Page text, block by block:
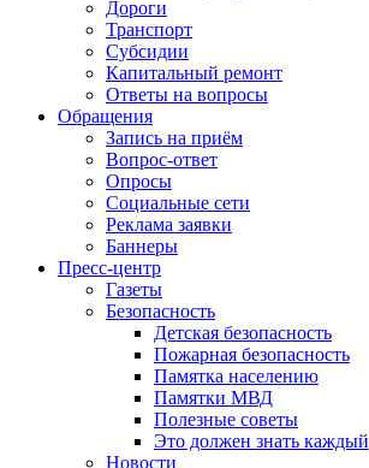
Дороги
Транспорт
Субсидии
Капитальный ремонт
Ответы на вопросы
Обращения
Запись на приём
Вопрос-ответ
Опросы
Социальные сети
Реклама заявки
Баннеры
Пресс-центр
Газеты
Безопасность
Детская безопасность
Пожарная безопасность
Памятка населению
Памятки МВД
Полезные советы
Это должен знать каждый
Новости